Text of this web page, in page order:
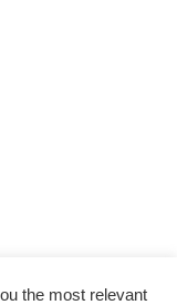
the most relevant